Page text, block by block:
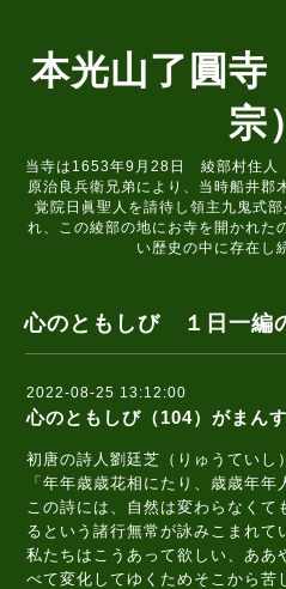
本光山了圓
宗）
当寺は1653年9月28日 綾部村住
原治良兵衛兄弟により、当時船井郡
覚院日眞聖人を請待し領主九鬼式
れ、この綾部の地にお寺を開かれた
い歴史の中に存在し
心のともしび １日一編
2022-08-25 13:12:00
心のともしび（104）がまん
初唐の詩人劉廷芝（りゅうていし
「年年歳歳花相にたり、歳歳年年
この詩には、自然は変わらなくて
るという諸行無常が詠みこまれて
私たちはこうあって欲しい、ああ
べて変化してゆくためそこから苦